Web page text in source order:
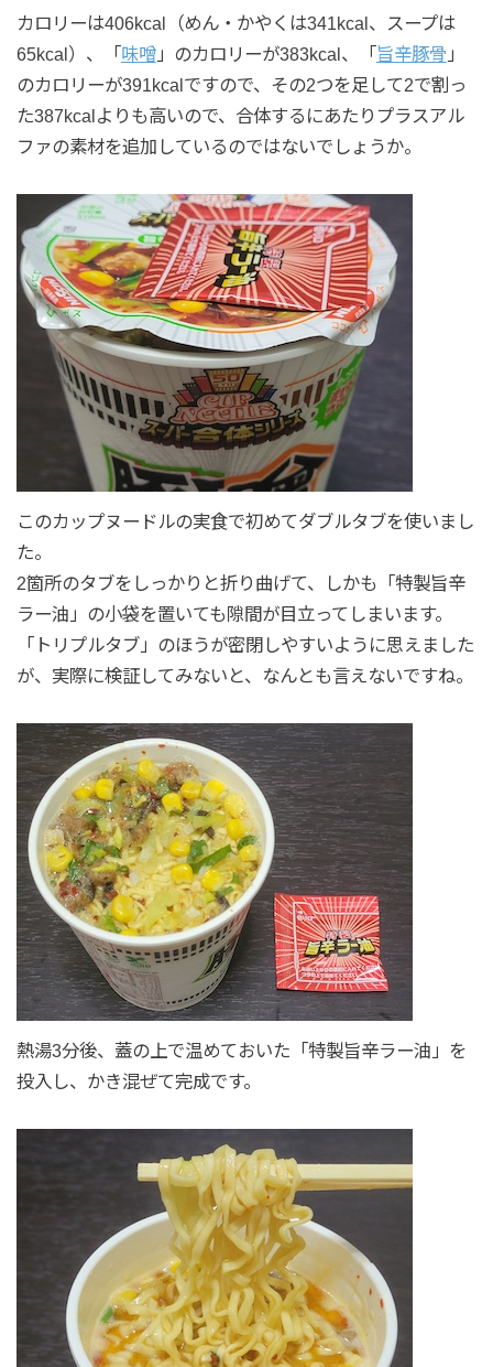
カロリーは406kcal（めん・かやくは341kcal、スープは
65kcal）、「味噌」のカロリーが383kcal、「旨辛豚骨 」
のカロリーが391kcalですので、その2つを足して2で割っ
た387kcalよりも高いので、合体するにあたりプラスアル
ファの素材を追加しているのではないでしょうか。
このカップヌードルの実食で初めてダブルタブを使いまし
た。
2箇所のタブをしっかりと折り曲げて、しかも「特製旨辛
ラー油」の小袋を置いても隙間が目立ってしまいます。
「トリプルタブ」のほうが密閉しやすいように思えました
が、実際に検証してみないと、なんとも言えないですね。
熱湯3分後、蓋の上で温めておいた「特製旨辛ラー油」を
投入し、かき混ぜて完成です。